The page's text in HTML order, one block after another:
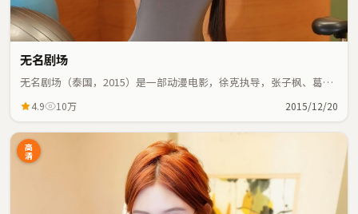
无名剧场
无名剧场（泰国，2015）是一部动漫电影，徐克执导，张子枫、葛优
4.9 10万 2015/12/20
高
清